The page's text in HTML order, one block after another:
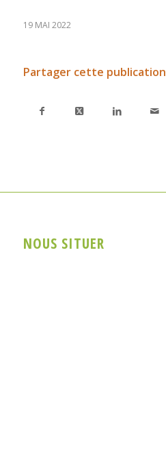
19 MAI 2022
Partager cette publication
NOUS SITUER